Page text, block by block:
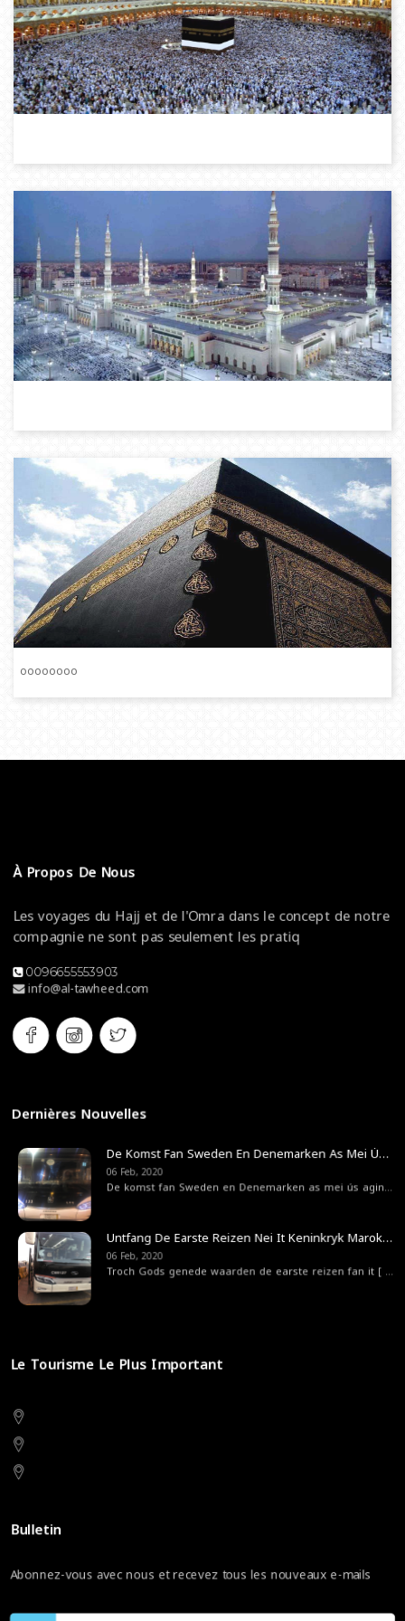
oooooooo
À Propos De Nous
Les voyages du Hajj et de l'Omra dans le concept de notre
compagnie ne sont pas seulement les pratiq
0096655553903
info@al-tawheed.com
Dernières Nouvelles
De Komst Fan Sweden En Denemarken As Mei Ús Agint Fan 'e Steat Bedriuwsreizger Fan Swedenr
06 Feb, 2020
De komst fan Sweden en Denemarken as mei ús agint[
Untfang De Earste Reizen Nei It Keninkryk Marokko
06 Feb, 2020
Troch Gods genede waarden de earste reizen fan it [ ... ]
Le Tourisme Le Plus Important
Bulletin
Abonnez-vous avec nous et recevez tous les nouveaux e-mails